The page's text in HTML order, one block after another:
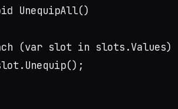
UnequipAll()
(var slot in slots.Values)